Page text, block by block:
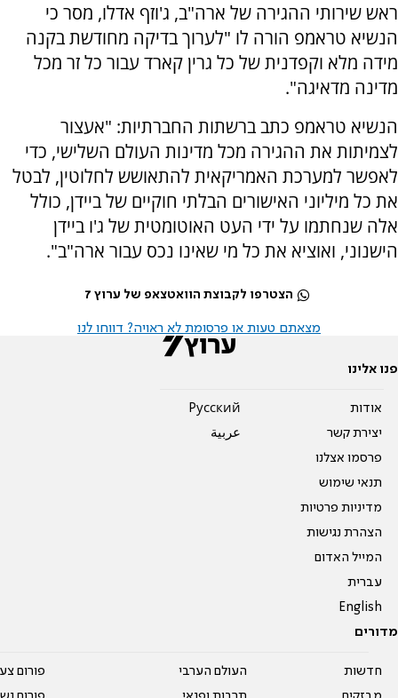
ראש שירותי ההגירה של ארה"ב, ג'וזף אדלו, מסר כי
הנשיא טראמפ הורה לו "לערוך בדיקה מחודשת בקנה
מידה מלא וקפדנית של כל גרין קארד עבור כל זר מכל
מדינה מדאיגה".
הנשיא טראמפ כתב ברשתות החברתיות: "אעצור
לצמיתות את ההגירה מכל מדינות העולם השלישי, כדי
לאפשר למערכת האמריקאית להתאושש לחלוטין, לבטל
את כל מיליוני האישורים הבלתי חוקיים של ביידן, כולל
אלה שנחתמו על ידי העט האוטומטית של ג'ו ביידן
הישנוני, ואוציא את כל מי שאינו נכס עבור ארה"ב".
הצטרפו לקבוצת הוואטצאפ של ערוץ 7
מצאתם טעות או פרסומת לא ראויה? דווחו לנו
פנו אלינו
אודות
יצירת קשר
פרסמו אצלנו
תנאי שימוש
מדיניות פרטיות
הצהרת נגישות
המייל האדום
עברית
English
Pусский
عربية
מדורים
חדשות
העולם הערבי
פורום